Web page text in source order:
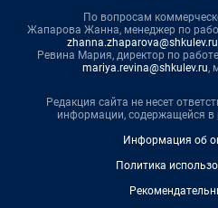
По вопросам
Жапарова Жанна, менеджер по
zhanna.zhaparova@shkulev.ru
Ревина Мария, директор по
mariya.revina@shkulev.ru,
Редакция сайта не несет
информации, содержащейся в
Информация об
Политика